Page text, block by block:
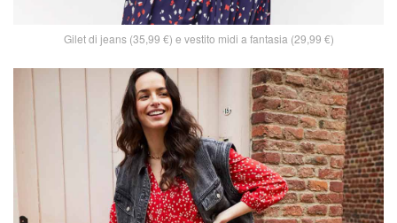
Gilet di jeans (35,99 €) e vestito midi a fantasia (29,99 €)